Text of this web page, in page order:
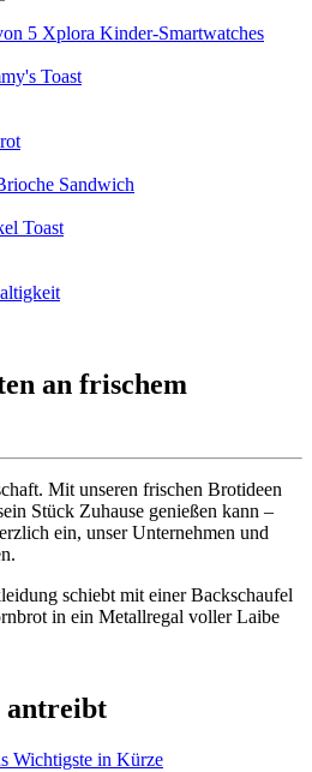
5 Xplora Kinder-Smartwatches
Toast
Sandwich
Toast
an frischem
Mit unseren frischen Brotideen
Stück Zuhause genießen kann –
ein, unser Unternehmen und
antreibt